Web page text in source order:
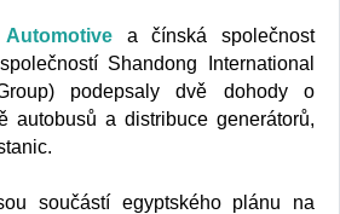
a čínská společnost
Shandong International
podepsaly dvě dohody o
autobusů a distribuce generátorů,
součástí egyptského plánu na